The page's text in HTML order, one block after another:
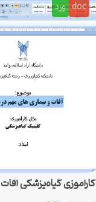
doc ورد
کارآموزی گیاه‌پزشکی
بید